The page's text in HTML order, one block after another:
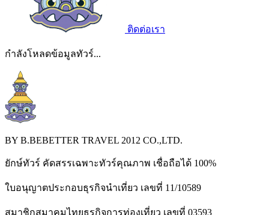
ติดต่อเรา
กำลังโหลดข้อมูลทัวร์...
BY B.BEBETTER TRAVEL 2012 CO.,LTD.
ยักษ์ทัวร์ คัดสรรเฉพาะทัวร์คุณภาพ เชื่อถือได้ 100%
ใบอนุญาตประกอบธุรกิจนำเที่ยว เลขที่ 11/10589
สมาชิกสมาคมไทยธุรกิจการท่องเที่ยว เลขที่ 03593